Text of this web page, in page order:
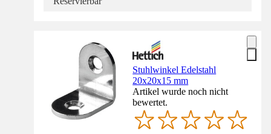
Stuhlwinkel Edelstahl
20x20x15 mm
Artikel wurde noch nicht
bewertet.